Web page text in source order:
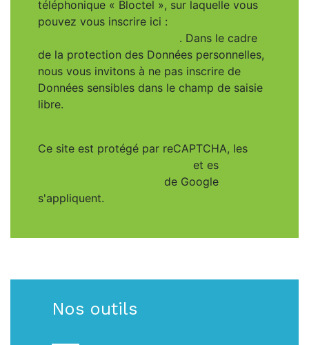
téléphonique « Bloctel », sur laquelle vous
pouvez vous inscrire ici :
. Dans le cadre
de la protection des Données personnelles,
nous vous invitons à ne pas inscrire de
Données sensibles dans le champ de saisie
libre.
Ce site est protégé par reCAPTCHA, les
et es
de Google
s'appliquent.
Nos outils